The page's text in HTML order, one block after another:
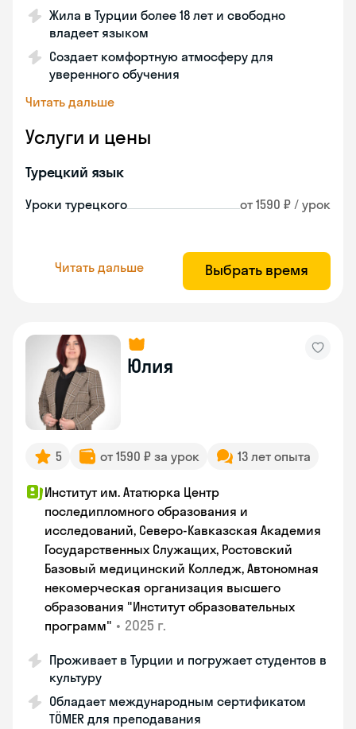
Жила в Турции более 18 лет и свободно
владеет языком
Создает комфортную атмосферу для
уверенного обучения
Читать дальше
Услуги и цены
Турецкий язык
Уроки турецкого от 1590 ₽ / урок
Читать дальше Выбрать время
Юлия
5 от 1590 ₽ за урок 13 лет опыта
Институт им. Ататюрка Центр
последипломного образования и
исследований, Северо-Кавказская Академия
Государственных Служащих, Ростовский
Базовый медицинский Колледж, Автономная
некомерческая организация высшего
образования "Институт образовательных
программ" • 2025 г.
Проживает в Турции и погружает студентов в
культуру
Обладает международным сертификатом
TÖMER для преподавания